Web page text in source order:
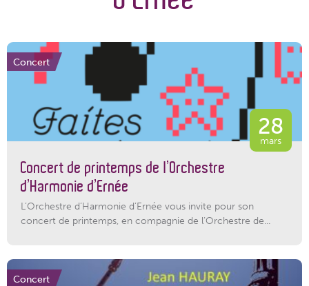
Concert
28
mars
Concert de printemps de l’Orchestre
d’Harmonie d’Ernée
L’Orchestre d’Harmonie d’Ernée vous invite pour son
concert de printemps, en compagnie de l’Orchestre de...
Concert